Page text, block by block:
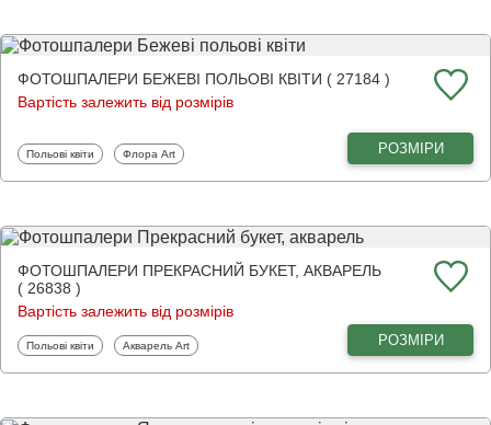
ФОТОШПАЛЕРИ БЕЖЕВІ ПОЛЬОВІ КВІТИ ( 27184 )
Вартість залежить від розмірів
Фотошпалери
Польові квіти Фотошпалери
Флора Art РОЗМІРИ
ФОТОШПАЛЕРИ ПРЕКРАСНИЙ БУКЕТ, АКВАРЕЛЬ
( 26838 )
Вартість залежить від розмірів
Фотошпалери
Польові квіти Фотошпалери
Акварель Art РОЗМІРИ